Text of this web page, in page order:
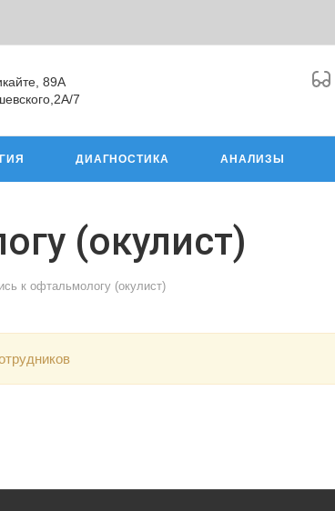
89А
7
ДИАГНОСТИКА АНАЛИЗЫ
(окулист)
к офтальмологу (окулист)